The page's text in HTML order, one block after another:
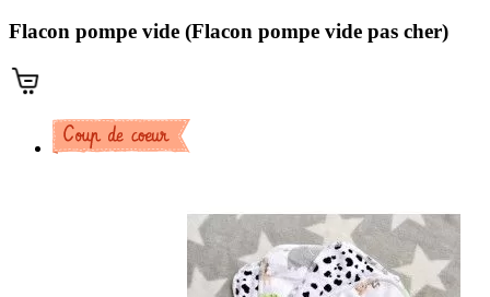
Flacon pompe vide (Flacon pompe vide pas cher)